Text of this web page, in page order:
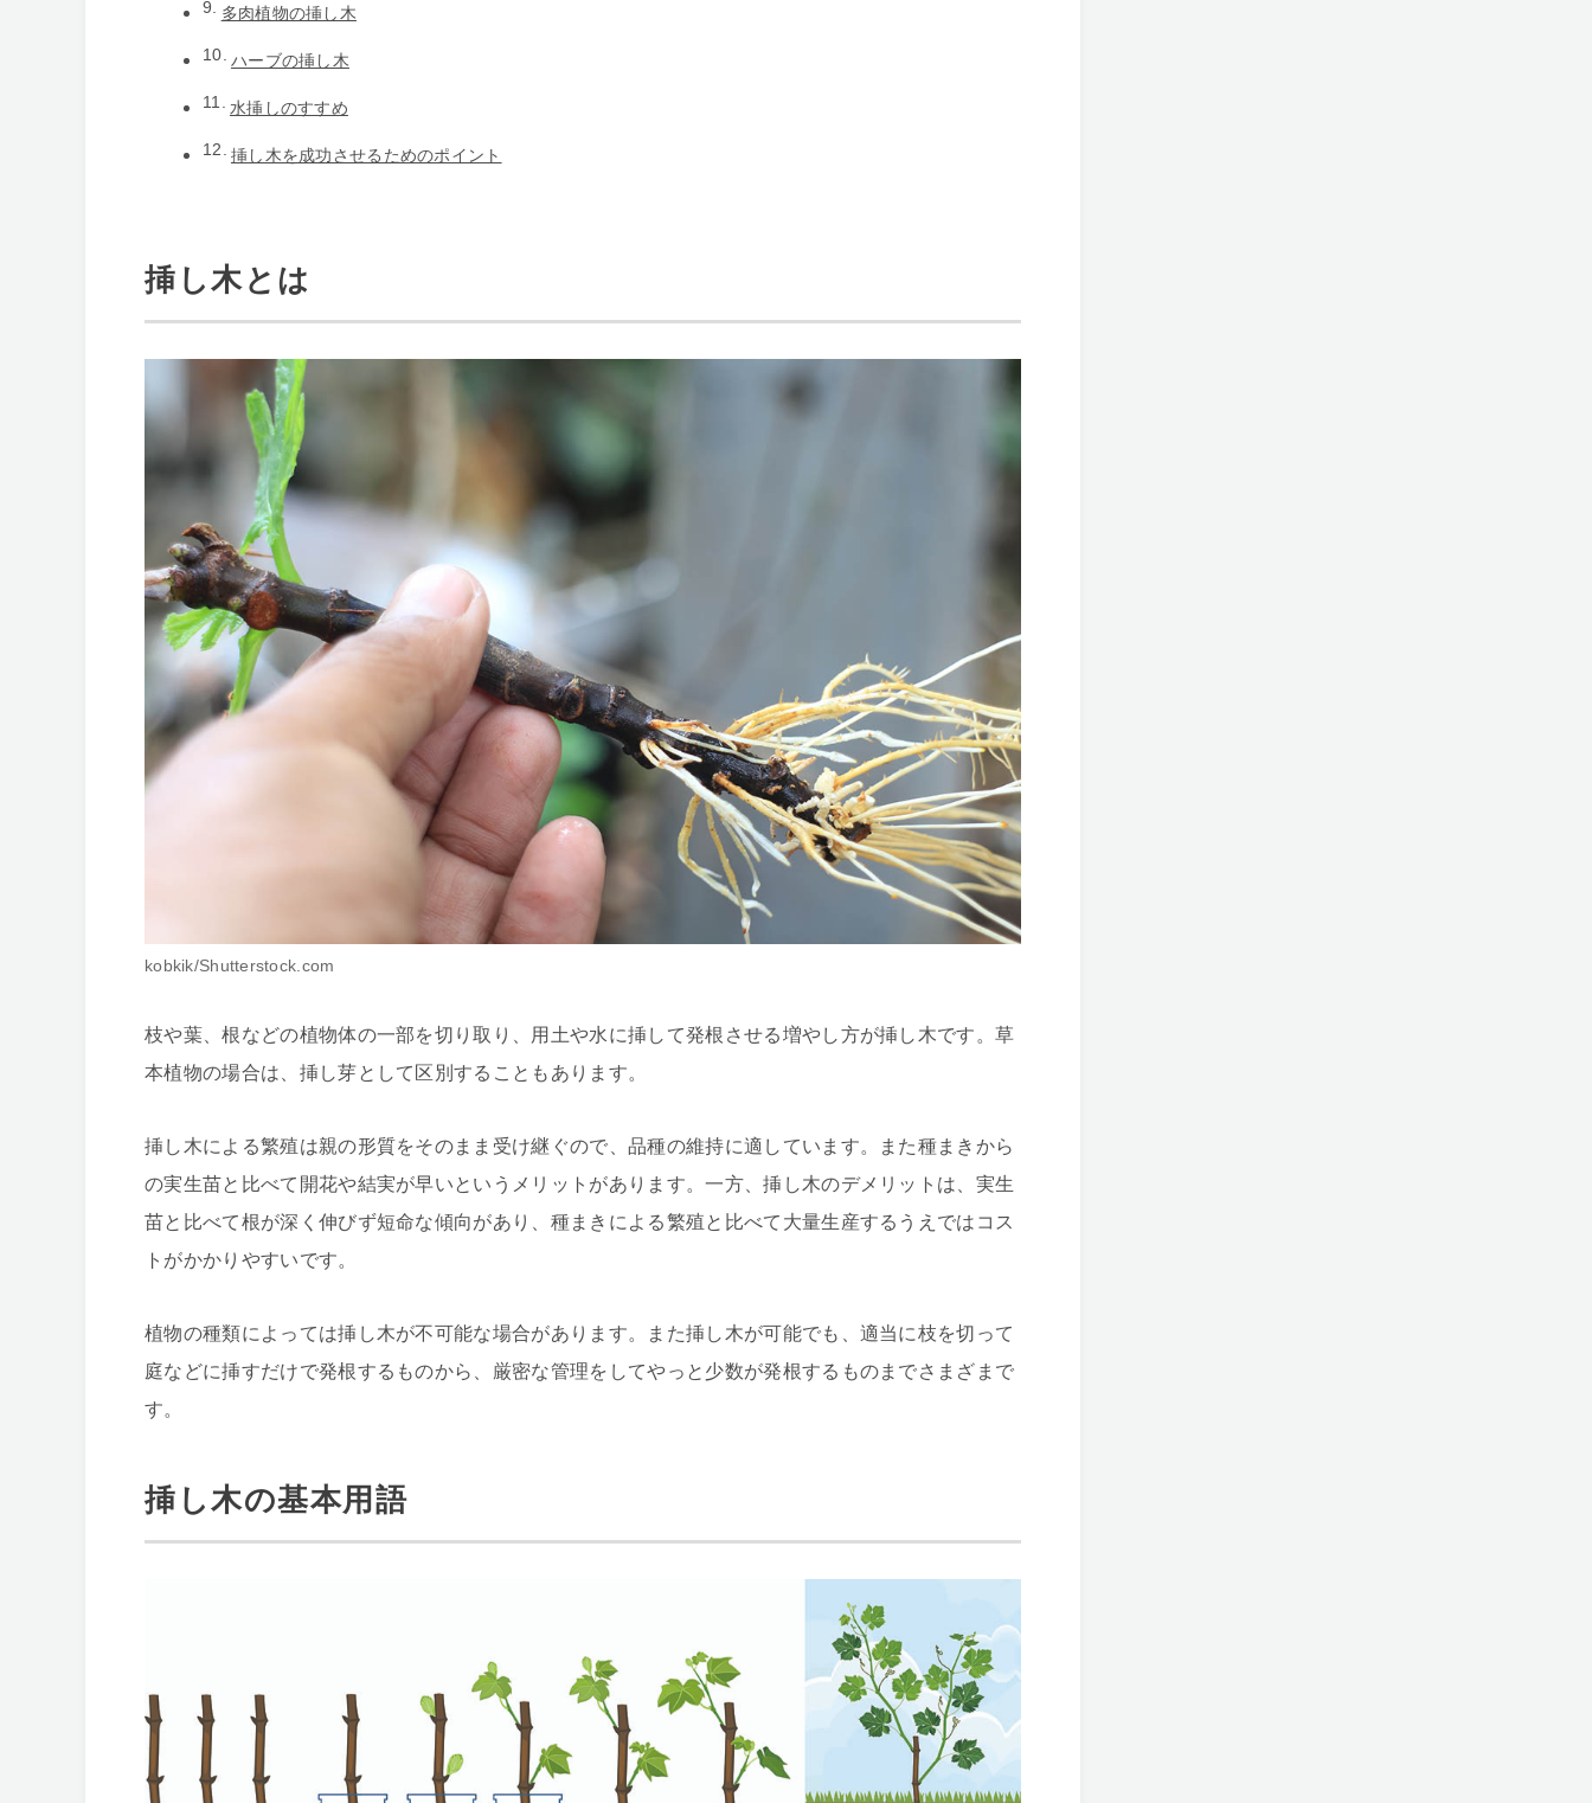
多肉植物の挿し木
ハーブの挿し木
水挿しのすすめ
挿し木を成功させるためのポイント
挿し木とは
kobkik/Shutterstock.com
枝や葉、根などの植物体の一部を切り取り、用土や水に挿して発根させる増やし方が挿し木です。草
本植物の場合は、挿し芽として区別することもあります。
挿し木による繁殖は親の形質をそのまま受け継ぐので、品種の維持に適しています。また種まきから
の実生苗と比べて開花や結実が早いというメリットがあります。一方、挿し木のデメリットは、実生
苗と比べて根が深く伸びず短命な傾向があり、種まきによる繁殖と比べて大量生産するうえではコス
トがかかりやすいです。
植物の種類によっては挿し木が不可能な場合があります。また挿し木が可能でも、適当に枝を切って
庭などに挿すだけで発根するものから、厳密な管理をしてやっと少数が発根するものまでさまざまで
す。
挿し木の基本用語